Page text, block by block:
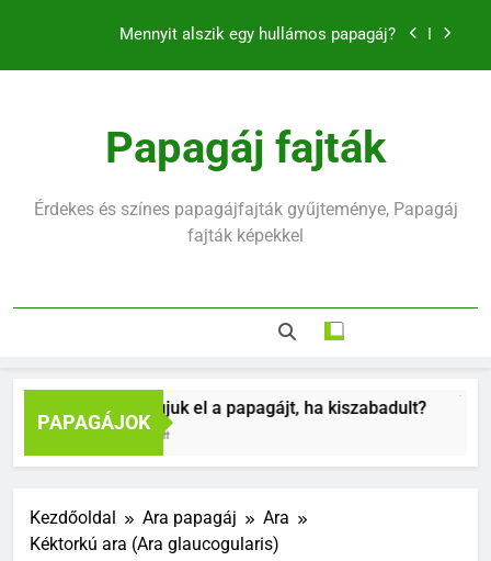
Mennyit alszik egy hullámos papagáj?
Hogyan fogjuk el a papagájt, ha kiszabadult?
Mennyit alszik egy hullámos papagáj?
Papagáj fajták
Érdekes és színes papagájfajták gyűjteménye, Papagáj
fajták képekkel
PAPAGÁJOK
Hogyan fogjuk el a papagájt, ha kiszabadult?
9 Hónap Ezelőtt
Kezdőoldal Ara papagáj
Ara
Kéktorkú ara (Ara glaucogularis)